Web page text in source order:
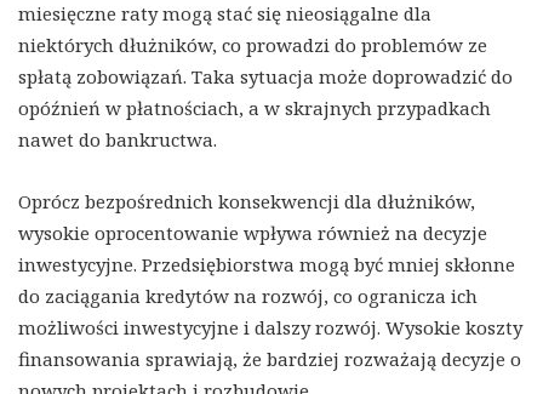
miesięczne raty mogą stać się nieosiągalne dla
niektórych dłużników, co prowadzi do problemów ze
spłatą zobowiązań. Taka sytuacja może doprowadzić do
opóźnień w płatnościach, a w skrajnych przypadkach
nawet do bankructwa.
Oprócz bezpośrednich konsekwencji dla dłużników,
wysokie oprocentowanie wpływa również na decyzje
inwestycyjne. Przedsiębiorstwa mogą być mniej skłonne
do zaciągania kredytów na rozwój, co ogranicza ich
możliwości inwestycyjne i dalszy rozwój. Wysokie koszty
finansowania sprawiają, że bardziej rozważają decyzje o